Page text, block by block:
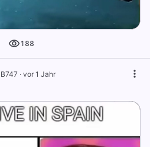
188
· vor 1 Jahr